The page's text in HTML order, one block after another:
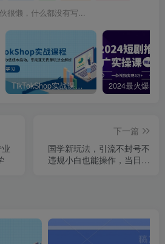
很懒，什么都没有写...
TikTokShop实战课程，手把手教你低成本启动，东南亚无货源玩法全解析
下一篇
国学新玩法，引流不封号不
违规小白也能操作，当日就